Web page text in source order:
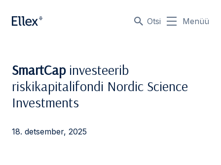
Otsi Menüü
SmartCapinvesteerib
riskikapitalifondi Nordic Science
Investments
18. detsember, 2025